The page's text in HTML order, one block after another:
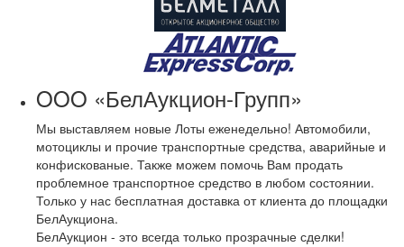
OOO «БелАукцион-Групп»
Мы выставляем новые Лоты еженедельно! Автомобили,
мотоциклы и прочие транспортные средства, аварийные и
конфискованые. Также можем помочь Вам продать
проблемное транспортное средство в любом состоянии.
Только у нас бесплатная доставка от клиента до площадки
БелАукциона.
БелАукцион - это всегда только прозрачные сделки!